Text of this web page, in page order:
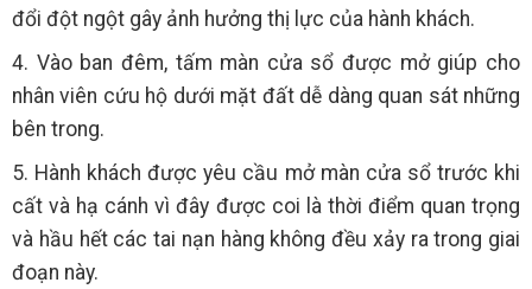
đổi đột ngột gây ảnh hưởng thị lực của hành khách.
4. Vào ban đêm, tấm màn cửa sổ được mở giúp cho
nhân viên cứu hộ dưới mặt đất dễ dàng quan sát những
bên trong.
5. Hành khách được yêu cầu mở màn cửa sổ trước khi
cất và hạ cánh vì đây được coi là thời điểm quan trọng
và hầu hết các tai nạn hàng không đều xảy ra trong giai
đoạn này.